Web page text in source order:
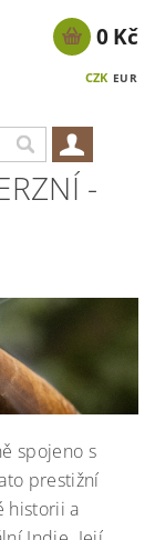
CZK EUR
0 Kč
-
spojeno s
prestižní
historii a